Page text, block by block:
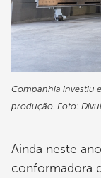
Companhia investiu
produção. Foto:
Ainda neste
conformadora